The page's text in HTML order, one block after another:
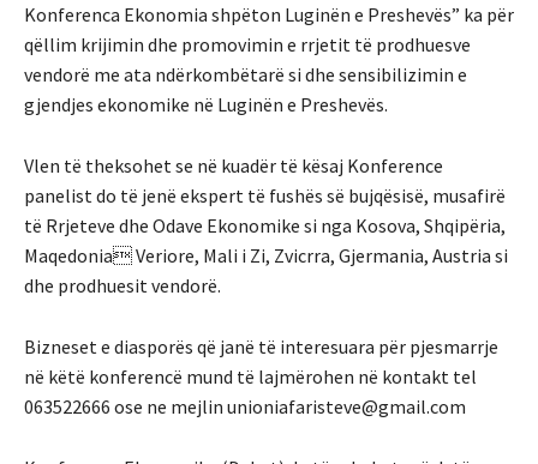
Konferenca Ekonomia shpëton Luginën e Preshevës” ka për
qëllim krijimin dhe promovimin e rrjetit të prodhuesve
vendorë me ata ndërkombëtarë si dhe sensibilizimin e
gjendjes ekonomike në Luginën e Preshevës.
Vlen të theksohet se në kuadër të kësaj Konference
panelist do të jenë ekspert të fushës së bujqësisë, musafirë
të Rrjeteve dhe Odave Ekonomike si nga Kosova, Shqipëria,
Maqedonia Veriore, Mali i Zi, Zvicrra, Gjermania, Austria si
dhe prodhuesit vendorë.
Bizneset e diasporës që janë të interesuara për pjesmarrje
në këtë konferencë mund të lajmërohen në kontakt tel
063522666 ose ne mejlin unioniafaristeve@gmail.com